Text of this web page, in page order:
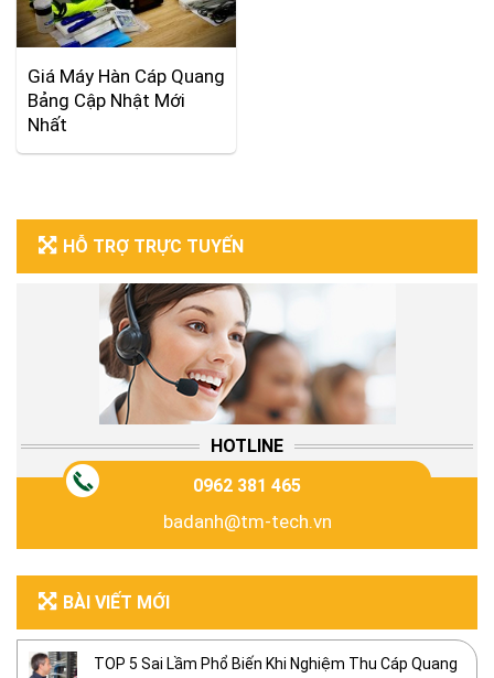
HỖ TRỢ TRỰC TUYẾN
HOTLINE
0962 381 465
badanh@tm-tech.vn
BÀI VIẾT MỚI
TOP 5 Sai Lầm Phổ Biến Khi Nghiệm Thu Cáp Quang
Giá Máy Hàn Cáp Quang
Bảng Cập Nhật Mới
Nhất